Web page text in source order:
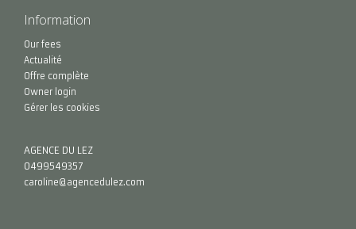
Information
Our fees
Actualité
Offre complète
Owner login
Gérer les cookies
AGENCE DU LEZ
0499549357
caroline@agencedulez.com